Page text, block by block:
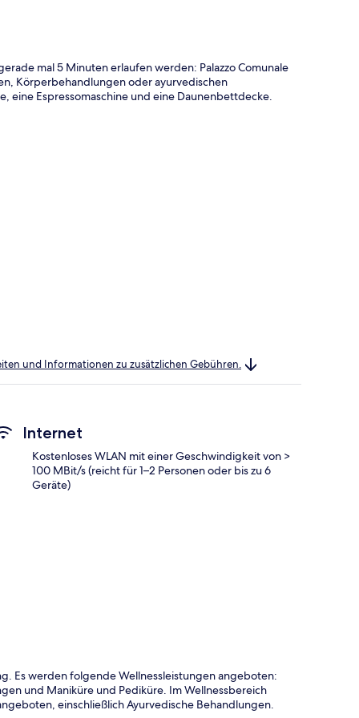
mal 5 Minuten erlaufen werden: Palazzo Comunale
Körperbehandlungen oder ayurvedischen
Espressomaschine und eine Daunenbettdecke.
und Informationen zu zusätzlichen Gebühren.
Internet
Kostenloses WLAN mit einer Geschwindigkeit von >
100 MBit/s (reicht für 1–2 Personen oder bis zu 6
Geräte)
Es werden folgende Wellnessleistungen angeboten:
und Maniküre und Pediküre. Im Wellnessbereich
einschließlich Ayurvedische Behandlungen.